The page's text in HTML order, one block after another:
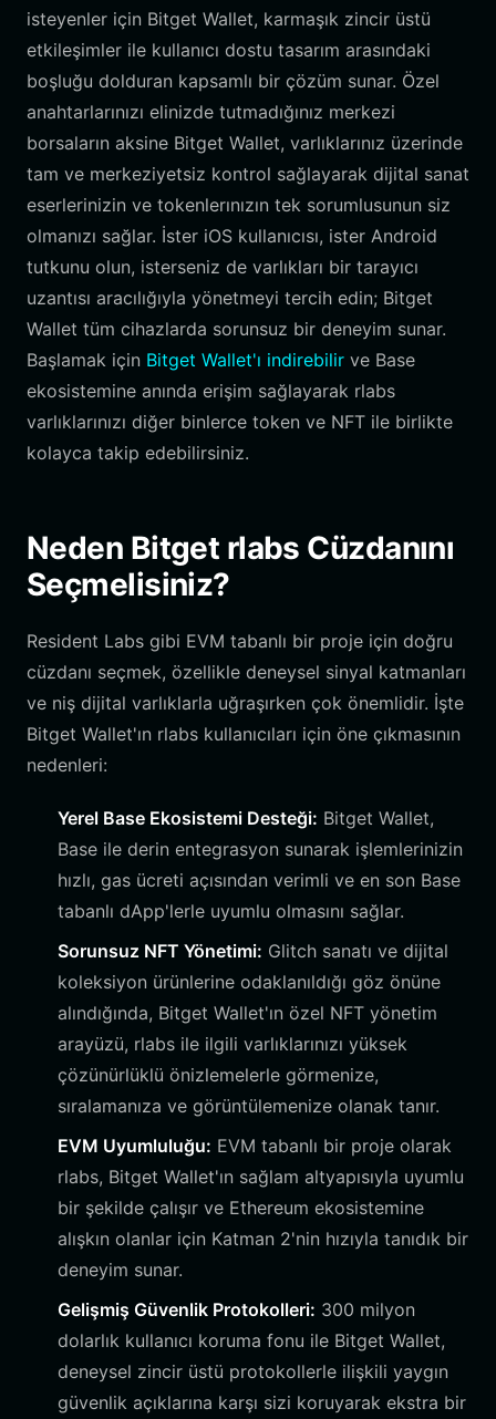
isteyenler için Bitget Wallet, karmaşık zincir üstü
etkileşimler ile kullanıcı dostu tasarım arasındaki
boşluğu dolduran kapsamlı bir çözüm sunar. Özel
anahtarlarınızı elinizde tutmadığınız merkezi
borsaların aksine Bitget Wallet, varlıklarınız üzerinde
tam ve merkeziyetsiz kontrol sağlayarak dijital sanat
eserlerinizin ve tokenlerınızın tek sorumlusunun siz
olmanızı sağlar. İster iOS kullanıcısı, ister Android
tutkunu olun, isterseniz de varlıkları bir tarayıcı
uzantısı aracılığıyla yönetmeyi tercih edin; Bitget
Wallet tüm cihazlarda sorunsuz bir deneyim sunar.
Başlamak için Bitget Wallet'ı indirebilir ve Base
ekosistemine anında erişim sağlayarak rlabs
varlıklarınızı diğer binlerce token ve NFT ile birlikte
kolayca takip edebilirsiniz.
Neden Bitget rlabs Cüzdanını
Seçmelisiniz?
Resident Labs gibi EVM tabanlı bir proje için doğru
cüzdanı seçmek, özellikle deneysel sinyal katmanları
ve niş dijital varlıklarla uğraşırken çok önemlidir. İşte
Bitget Wallet'ın rlabs kullanıcıları için öne çıkmasının
nedenleri:
Yerel Base Ekosistemi Desteği: Bitget Wallet,
Base ile derin entegrasyon sunarak işlemlerinizin
hızlı, gas ücreti açısından verimli ve en son Base
tabanlı dApp'lerle uyumlu olmasını sağlar.
Sorunsuz NFT Yönetimi: Glitch sanatı ve dijital
koleksiyon ürünlerine odaklanıldığı göz önüne
alındığında, Bitget Wallet'ın özel NFT yönetim
arayüzü, rlabs ile ilgili varlıklarınızı yüksek
çözünürlüklü önizlemelerle görmenize,
sıralamanıza ve görüntülemenize olanak tanır.
EVM Uyumluluğu: EVM tabanlı bir proje olarak
rlabs, Bitget Wallet'ın sağlam altyapısıyla uyumlu
bir şekilde çalışır ve Ethereum ekosistemine
alışkın olanlar için Katman 2'nin hızıyla tanıdık bir
deneyim sunar.
Gelişmiş Güvenlik Protokolleri: 300 milyon
dolarlık kullanıcı koruma fonu ile Bitget Wallet,
deneysel zincir üstü protokollerle ilişkili yaygın
güvenlik açıklarına karşı sizi koruyarak ekstra bir